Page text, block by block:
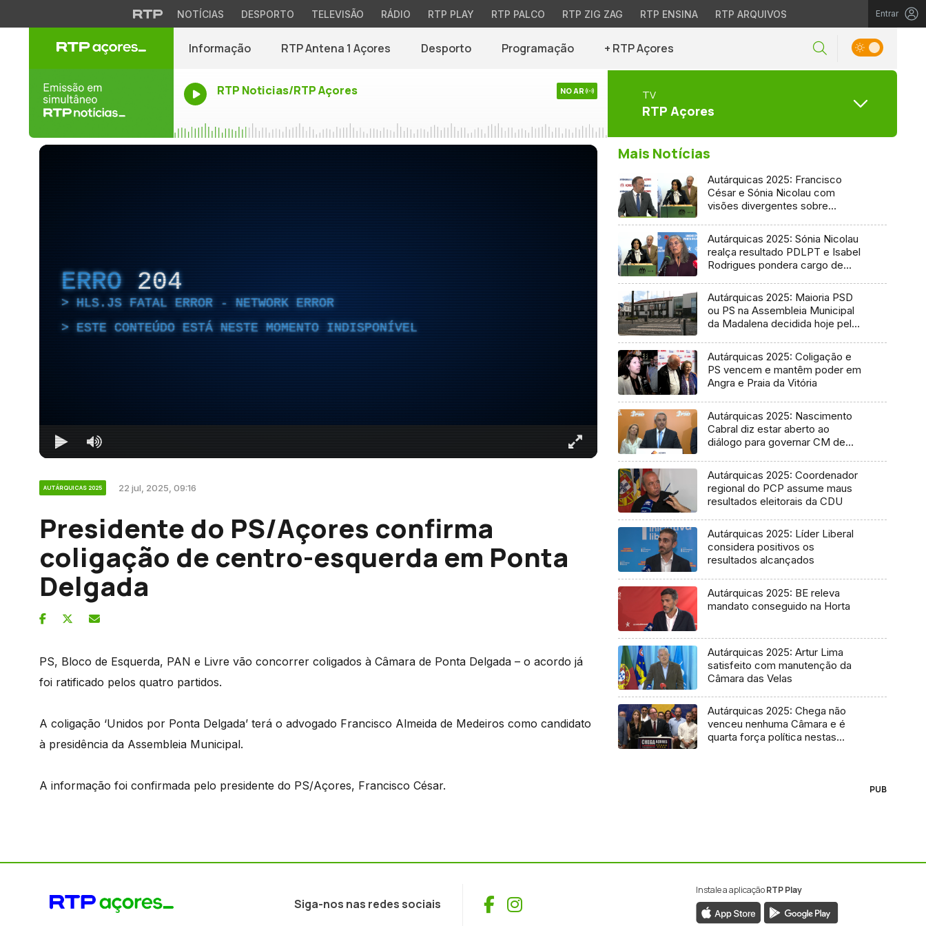
NOTÍCIAS DESPORTO TELEVISÃO RÁDIO RTP PLAY RTP PALCO RTP ZIG ZAG RTP ENSINA RTP ARQUIVOS Entrar
Informação RTP Antena 1 Açores Desporto Programação + RTP Açores
RTP Noticias/RTP Açores NO AR TV
RTP Açores
ERRO 204
HLS.JS FATAL ERROR - NETWORK ERROR
ESTE CONTEÚDO ESTÁ NESTE MOMENTO INDISPONÍVEL
AUTÁRQUICAS 2025 22 jul, 2025, 09:16
Presidente do PS/Açores confirma
coligação de centro-esquerda em Ponta
Delgada
PS, Bloco de Esquerda, PAN e Livre vão concorrer coligados à Câmara de Ponta Delgada – o acordo já
foi ratificado pelos quatro partidos.
A coligação ‘Unidos por Ponta Delgada’ terá o advogado Francisco Almeida de Medeiros como candidato
à presidência da Assembleia Municipal.
A informação foi confirmada pelo presidente do PS/Açores, Francisco César.
Mais Notícias
Autárquicas 2025: Francisco
César e Sónia Nicolau com
visões divergentes sobre
Autárquicas 2025: Sónia Nicolau
realça resultado PDLPT e Isabel
Rodrigues pondera cargo de
Autárquicas 2025: Maioria PSD
ou PS na Assembleia Municipal
da Madalena decidida hoje pelo
Autárquicas 2025: Coligação e
PS vencem e mantêm poder em
Angra e Praia da Vitória
Autárquicas 2025: Nascimento
Cabral diz estar aberto ao
diálogo para governar CM de
Autárquicas 2025: Coordenador
regional do PCP assume maus
resultados eleitorais da CDU
Autárquicas 2025: Líder Liberal
considera positivos os
resultados alcançados
Autárquicas 2025: BE releva
mandato conseguido na Horta
Autárquicas 2025: Artur Lima
satisfeito com manutenção da
Câmara das Velas
Autárquicas 2025: Chega não
venceu nenhuma Câmara e é
quarta força política nestas
PUB
Siga-nos nas redes sociais Facebook
Instagram
Instale a aplicaçãoRTP Play